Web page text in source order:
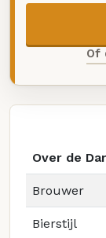
Of
Over de
Brouwer
Bierstijl